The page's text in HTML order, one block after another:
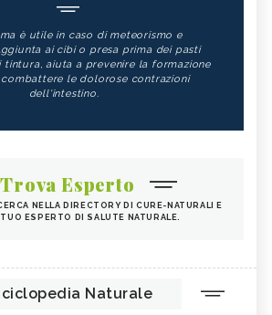
è utile in caso di meteorismo e
ai cibi o presa prima dei pasti
aiuta a prevenire la formazione
combattere le dolorose contrazioni
dell'intestino.
Trova Esperto
NELLA DIRECTORY DI CURE-NATURALI E
ESPERTO DI SALUTE NATURALE.
Naturale